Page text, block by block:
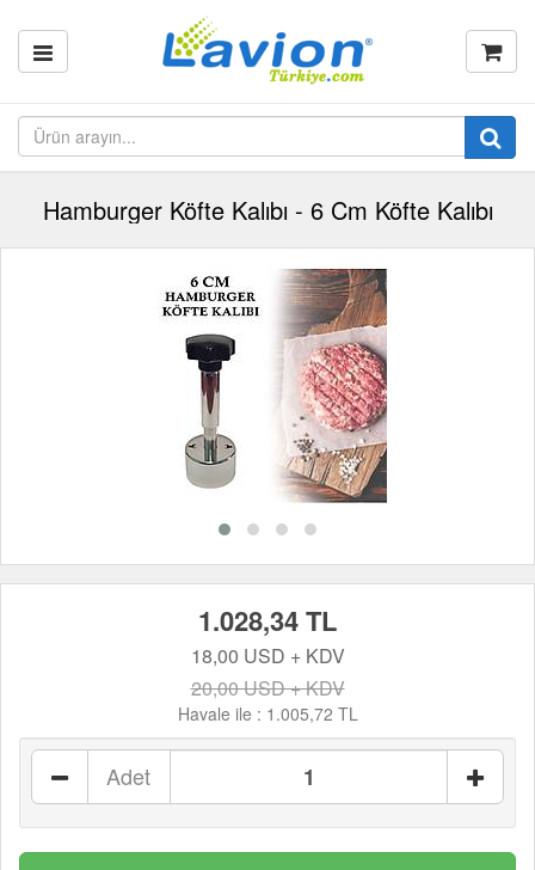
Hamburger Köfte Kalıbı - 6 Cm Köfte Kalıbı
1.028,34 TL
18,00 USD + KDV
20,00 USD + KDV
Havale ile : 1.005,72 TL
Adet